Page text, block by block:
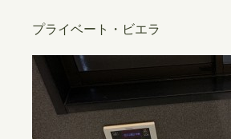
プライベート・ビエラ